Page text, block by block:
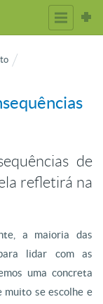
de
refletirá na
a maioria das
lidar com as
uma concreta
muito se escolhe e